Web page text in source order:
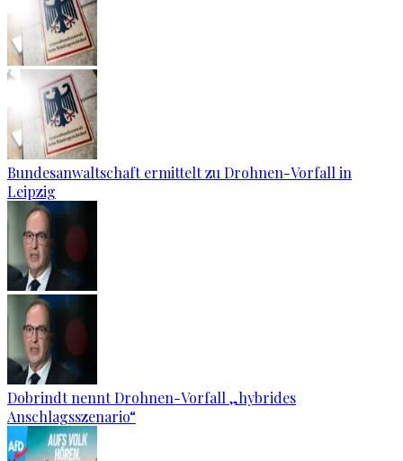
Bundesanwaltschaft ermittelt zu Drohnen-Vorfall in
Leipzig
Dobrindt nennt Drohnen-Vorfall „hybrides
Anschlagsszenario“